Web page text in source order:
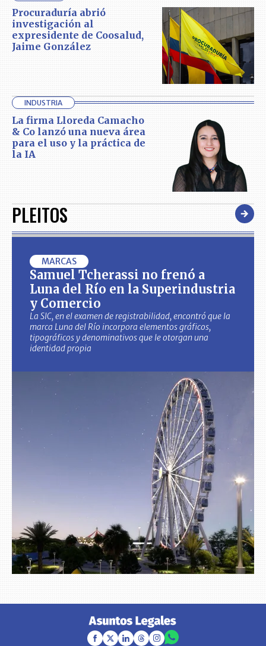
Procuraduría abrió
investigación al
expresidente de Coosalud,
Jaime González
INDUSTRIA
La firma Lloreda Camacho
& Co lanzó una nueva área
para el uso y la práctica de
la IA
PLEITOS
MARCAS
Samuel Tcherassi no frenó a
Luna del Río en la Superindustria
y Comercio
La SIC, en el examen de registrabilidad, encontró que la
marca Luna del Río incorpora elementos gráficos,
tipográficos y denominativos que le otorgan una
identidad propia